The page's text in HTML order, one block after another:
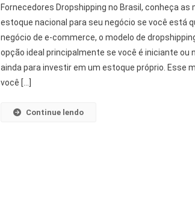
Fornecedores Dropshipping no Brasil, conheça
estoque nacional para seu negócio se você está
negócio de e-commerce, o modelo de
opção ideal principalmente se você é iniciante ou
ainda para investir em um estoque próprio. Esse
você […]
Continue lendo